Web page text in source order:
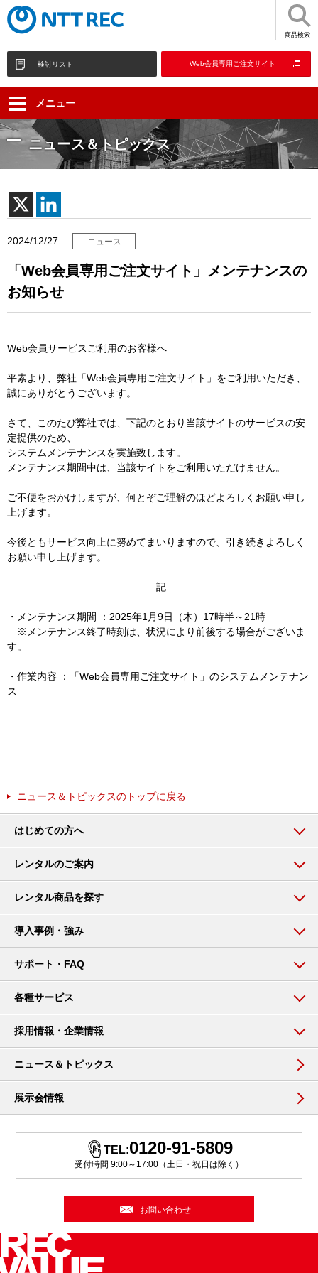
商品検索
検討リスト Web会員専用ご注文サイト
メニュー
ニュース＆トピックス
2024/12/27 ニュース
「Web会員専用ご注文サイト」メンテナンスの
お知らせ
Web会員サービスご利用のお客様へ
平素より、弊社「Web会員専用ご注文サイト」をご利用いただき、
誠にありがとうございます。
さて、このたび弊社では、下記のとおり当該サイトのサービスの安
定提供のため、
システムメンテナンスを実施致します。
メンテナンス期間中は、当該サイトをご利用いただけません。
ご不便をおかけしますが、何とぞご理解のほどよろしくお願い申し
上げます。
今後ともサービス向上に努めてまいりますので、引き続きよろしく
お願い申し上げます。
記
・メンテナンス期間 ：2025年1月9日（木）17時半～21時
※メンテナンス終了時刻は、状況により前後する場合がございま
す。
・作業内容 ：「Web会員専用ご注文サイト」のシステムメンテナン
ス
ニュース＆トピックスのトップに戻る
はじめての方へ
レンタルのご案内
レンタル商品を探す
導入事例・強み
サポート・FAQ
各種サービス
採用情報・企業情報
ニュース＆トピックス
展示会情報
TEL:0120-91-5809
受付時間 9:00～17:00（土日・祝日は除く）
お問い合わせ